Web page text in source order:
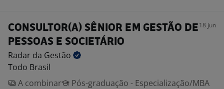
CONSULTOR(A) SÊNIOR EM GESTÃO DE
PESSOAS E SOCIETÁRIO
18 jun
Radar da Gestão
Todo Brasil
A combinar
Pós-graduação - Especialização/MBA